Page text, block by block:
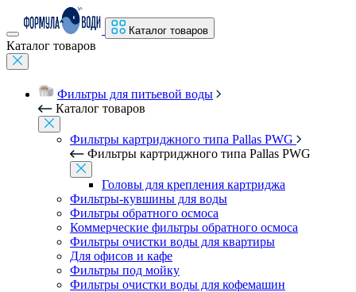
Каталог товаров
Каталог товаров
Фильтры для питьевой воды
Каталог товаров
Фильтры картриджного типа Pallas PWG
Фильтры картриджного типа Pallas PWG
Головы для крепления картриджа
Фильтры-кувшины для воды
Фильтры обратного осмоса
Коммерческие фильтры обратного осмоса
Фильтры очистки воды для квартиры
Для офисов и кафе
Фильтры под мойку
Фильтры очистки воды для кофемашин